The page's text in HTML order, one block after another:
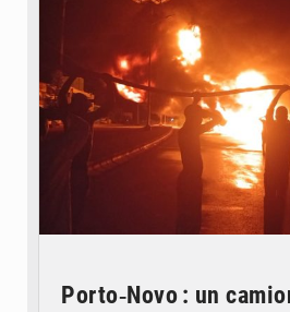
Porto‑Novo : un